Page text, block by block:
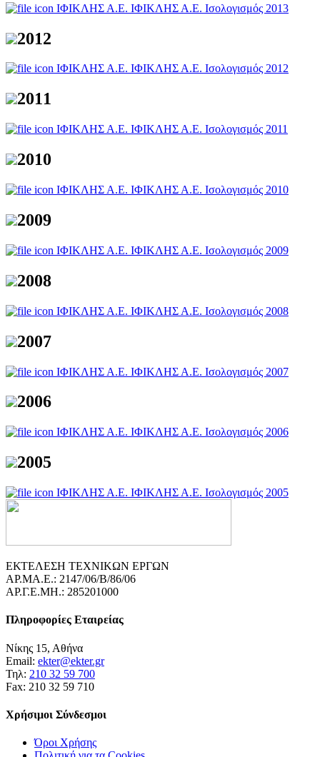
ΙΦΙΚΛΗΣ Α.Ε. ΙΦΙΚΛΗΣ Α.Ε. Ισολογισμός 2013
2012
ΙΦΙΚΛΗΣ Α.Ε. ΙΦΙΚΛΗΣ Α.Ε. Ισολογισμός 2012
2011
ΙΦΙΚΛΗΣ Α.Ε. ΙΦΙΚΛΗΣ Α.Ε. Ισολογισμός 2011
2010
ΙΦΙΚΛΗΣ Α.Ε. ΙΦΙΚΛΗΣ Α.Ε. Ισολογισμός 2010
2009
ΙΦΙΚΛΗΣ Α.Ε. ΙΦΙΚΛΗΣ Α.Ε. Ισολογισμός 2009
2008
ΙΦΙΚΛΗΣ Α.Ε. ΙΦΙΚΛΗΣ Α.Ε. Ισολογισμός 2008
2007
ΙΦΙΚΛΗΣ Α.Ε. ΙΦΙΚΛΗΣ Α.Ε. Ισολογισμός 2007
2006
ΙΦΙΚΛΗΣ Α.Ε. ΙΦΙΚΛΗΣ Α.Ε. Ισολογισμός 2006
2005
ΙΦΙΚΛΗΣ Α.Ε. ΙΦΙΚΛΗΣ Α.Ε. Ισολογισμός 2005
ΕΚΤΕΛΕΣΗ ΤΕΧΝΙΚΩΝ ΕΡΓΩΝ
ΑΡ.ΜΑ.Ε.: 2147/06/B/86/06
ΑΡ.Γ.Ε.ΜΗ.: 285201000
Πληροφορίες Εταιρείας
Νίκης 15, Αθήνα
Email: ekter@ekter.gr
Τηλ: 210 32 59 700
Fax: 210 32 59 710
Χρήσιμοι Σύνδεσμοι
Όροι Χρήσης